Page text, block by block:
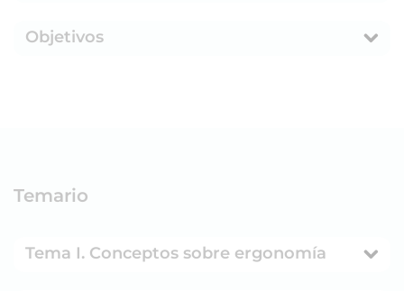
Objetivos
Temario
Tema I. Conceptos sobre ergonomía